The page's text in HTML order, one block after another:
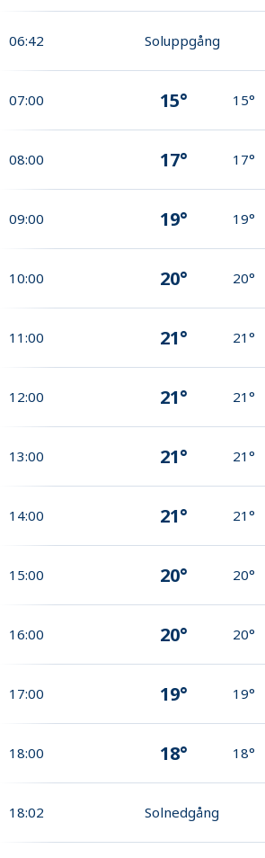
06:42 Soluppgång
07:00 15° 15°
08:00 17° 17°
09:00 19° 19°
10:00 20° 20°
11:00 21° 21°
12:00 21° 21°
13:00 21° 21°
14:00 21° 21°
15:00 20° 20°
16:00 20° 20°
17:00 19° 19°
18:00 18° 18°
18:02 Solnedgång